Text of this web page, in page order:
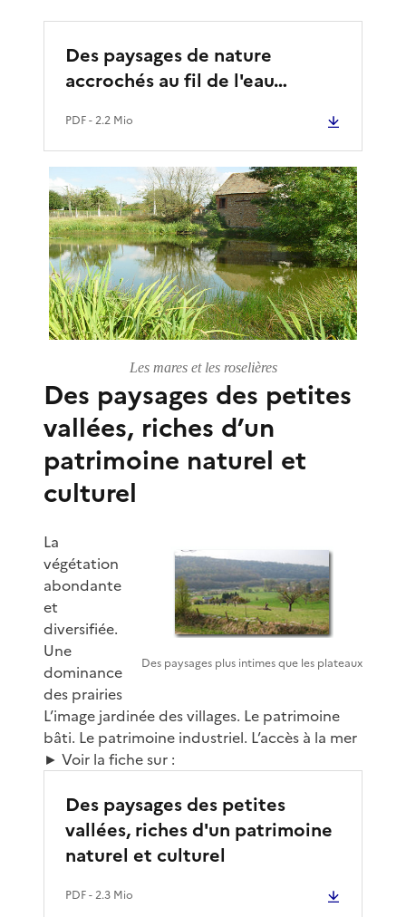
Des paysages de nature
accrochés au fil de l'eau…
PDF- 2.2 Mio
Les mares et les roselières
Des paysages des petites
vallées, riches d’un
patrimoine naturel et
culturel
Des paysages plus intimes que les plateaux
La
végétation
abondante
et
diversifiée.
Une
dominance
des prairies
L’image jardinée des villages. Le patrimoine
bâti. Le patrimoine industriel. L’accès à la mer
► Voir la fiche sur :
Des paysages des petites
vallées, riches d'un patrimoine
naturel et culturel
PDF- 2.3 Mio